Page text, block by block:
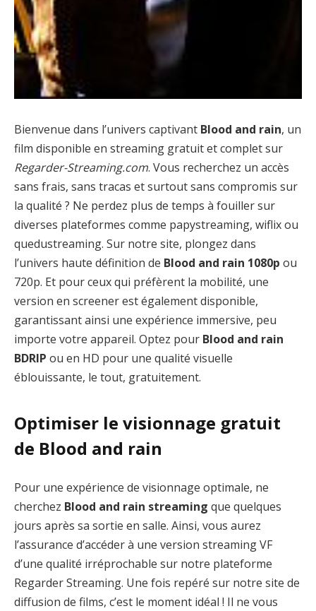
Bienvenue dans l’univers captivant Blood and rain, un
film disponible en streaming gratuit et complet sur
Regarder-Streaming.com. Vous recherchez un accès
sans frais, sans tracas et surtout sans compromis sur
la qualité ? Ne perdez plus de temps à fouiller sur
diverses plateformes comme papystreaming, wiflix ou
quedustreaming. Sur notre site, plongez dans
l’univers haute définition de Blood and rain 1080p ou
720p. Et pour ceux qui préfèrent la mobilité, une
version en screener est également disponible,
garantissant ainsi une expérience immersive, peu
importe votre appareil. Optez pour Blood and rain
BDRIP ou en HD pour une qualité visuelle
éblouissante, le tout, gratuitement.
Optimiser le visionnage gratuit
de Blood and rain
Pour une expérience de visionnage optimale, ne
cherchez Blood and rain streaming que quelques
jours après sa sortie en salle. Ainsi, vous aurez
l’assurance d’accéder à une version streaming VF
d’une qualité irréprochable sur notre plateforme
Regarder Streaming. Une fois repéré sur notre site de
diffusion de films, c’est le moment idéal ! Il ne vous